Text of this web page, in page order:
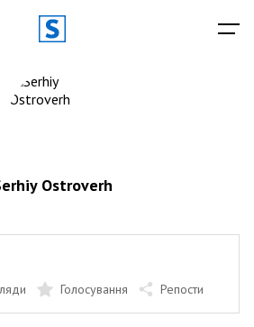
Ostroverh
Голосування Репости